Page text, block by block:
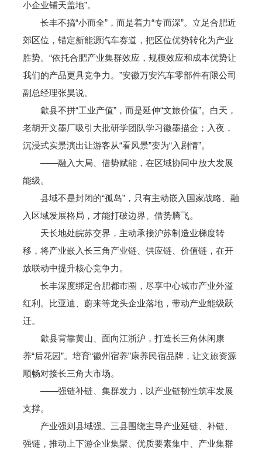
小企业铺天盖地”。
长丰不搞“小而全”，而是着力“专而深”。立足合肥近
郊区位，锚定新能源汽车赛道，把区位优势转化为产业
胜势。“依托合肥产业集群效应，规模效应和成本优势让
我们的产品更具竞争力。”安徽万安汽车零部件有限公司
副总经理张昊说。
歙县不拼“工业产值”，而是延伸“文旅价值”。白天，
老胡开文墨厂吸引大批研学团队学习徽墨描金；入夜，
沉浸式实景演出让游客从“看风景”变为“入剧情”。
——融入大局、借势赋能，在区域协同中放大发展
能级。
县域不是封闭的“孤岛”，只有主动嵌入国家战略、融
入区域发展格局，才能打破边界、借势腾飞。
天长地处皖苏交界，主动承接沪苏制造业梯度转
移，将产业嵌入长三角产业链、供应链、价值链，在开
放联动中提升核心竞争力。
长丰深度绑定合肥都市圈，尽享中心城市产业外溢
红利。比亚迪、蔚来等龙头企业落地，带动产业能级跃
迁。
歙县背靠黄山、面向江浙沪，打造长三角休闲康
养“后花园”。培育“徽州宿养”康养民宿品牌，让文旅资源
顺畅对接长三角大市场。
——强链补链、集群发力，以产业链韧性筑牢发展
支撑。
产业强则县域强。三县围绕主导产业延链、补链、
强链，推动上下游企业集聚、优质要素集中、产业集群